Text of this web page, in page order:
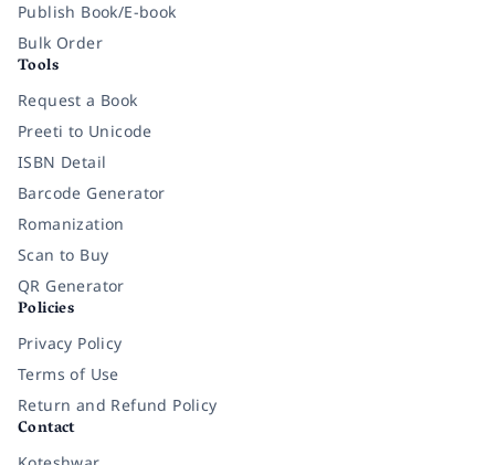
Publish Book/E-book
Bulk Order
Tools
Request a Book
Preeti to Unicode
ISBN Detail
Barcode Generator
Romanization
Scan to Buy
QR Generator
Policies
Privacy Policy
Terms of Use
Return and Refund Policy
Contact